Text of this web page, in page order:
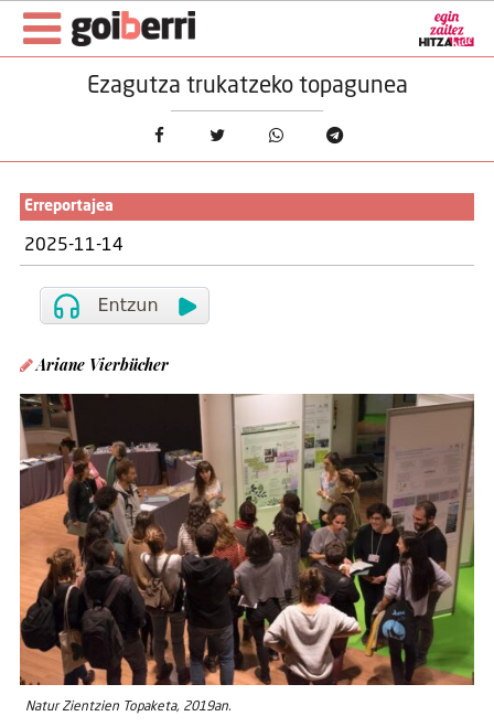
Ezagutza trukatzeko topagunea
Erreportajea
2025-11-14
Ariane Vierbücher
Natur Zientzien Topaketa, 2019an.